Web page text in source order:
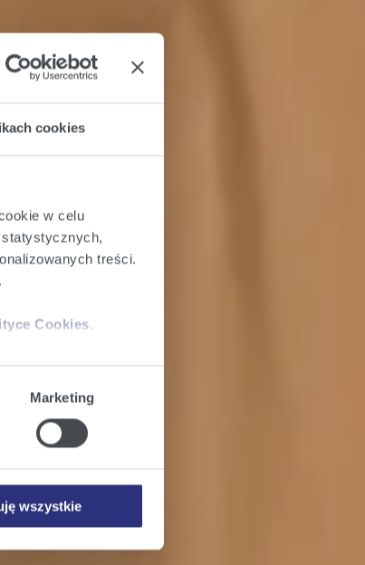
cookies
w celu
treści.
Cookies.
cookie z
w Państwa
Marketing
wszystkie